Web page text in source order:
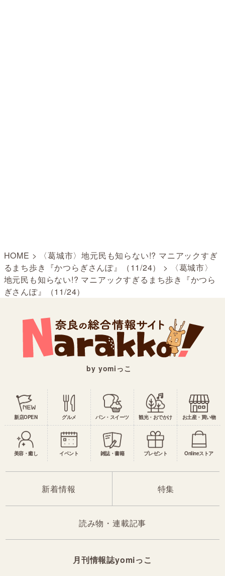
HOME >
〈葛城市〉地元民も知らない!? マニアックすぎ
るまち歩き『かつらぎさんぽ』（11/24）
>
〈葛城市〉
地元民も知らない!? マニアックすぎるまち歩き『かつら
ぎさんぽ』（11/24）
by yomiっこ
新店OPEN グルメ パン・スイーツ 観光・おでかけ お土産・買い物
美容・癒し イベント 雑誌・書籍 プレゼント Onlineストア
新着情報 特集
読み物・連載記事
月刊情報誌yomiっこ